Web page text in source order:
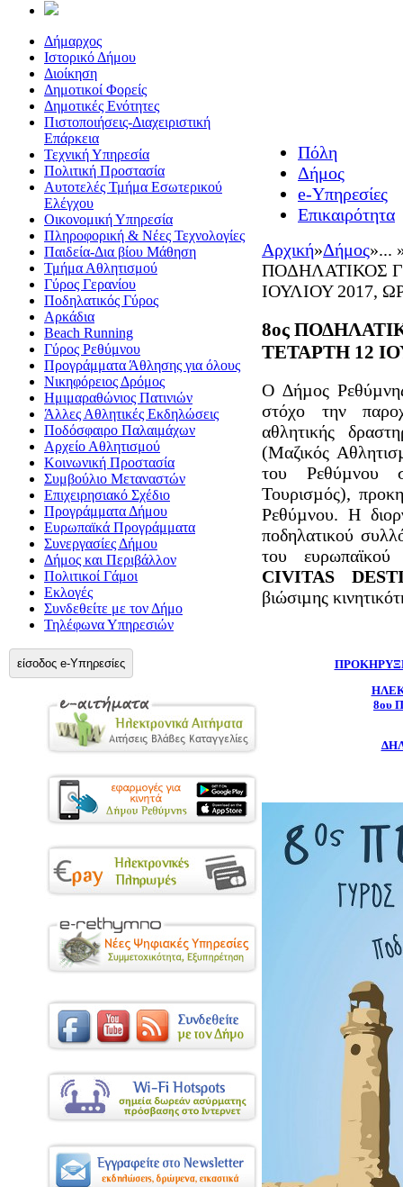
Δήμαρχος
Ιστορικό Δήμου
Διοίκηση
Δημοτικοί Φορείς
Δημοτικές Ενότητες
Πιστοποιήσεις-Διαχειριστική
Επάρκεια
Τεχνική Υπηρεσία
Πολιτική Προστασία
Αυτοτελές Τμήμα Εσωτερικού
Ελέγχου
Οικονομική Υπηρεσία
Πληροφορική & Νέες Τεχνολογίες
Παιδεία-Δια βίου Μάθηση
Τμήμα Αθλητισμού
Γύρος Γερανίου
Ποδηλατικός Γύρος
Αρκάδια
Beach Running
Γύρος Ρεθύμνου
Προγράμματα Άθλησης για όλους
Νικηφόρειος Δρόμος
Ημιμαραθώνιος Πατινιών
Άλλες Αθλητικές Εκδηλώσεις
Ποδόσφαιρο Παλαιμάχων
Αρχείο Αθλητισμού
Κοινωνική Προστασία
Συμβούλιο Μεταναστών
Επιχειρησιακό Σχέδιο
Προγράμματα Δήμου
Ευρωπαϊκά Προγράμματα
Συνεργασίες Δήμου
Δήμος και Περιβάλλον
Πολιτικοί Γάμοι
Εκλογές
Συνδεθείτε με τον Δήμο
Τηλέφωνα Υπηρεσιών
είσοδος e-Υπηρεσίες
Πόλη
Δήμος
e-Υπηρεσίες
Επικαιρότητα
Αρχική»Δήμος»...
ΠΟΔΗΛΑΤΙΚΟΣ
ΙΟΥΛΙΟΥ 2017,
8ος
ΤΕΤΑΡΤΗ 12
O ∆ήµος
στόχο την
αθλητικής
(Μαζικός
του Ρεθύµνου
Τουρισµός),
Ρεθύµνου. Η
ποδηλατικού
του
CIVITAS
βιώσιµης
8ου